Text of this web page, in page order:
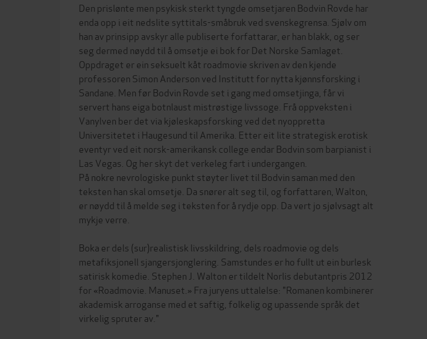
Den prislønte men psykisk sterkt tyngde omsetjaren Bodvin Rovde har
enda opp i eit nedslite syttitals-småbruk ved svenskegrensa. Sjølv om
han av prinsipp avskyr alle publiserte forfattarar, er han blakk, og ser
seg dermed nøydd til å omsetje ei bok for Det Norske Samlaget.
Oppdraget er ein seksuelt kåt roadmovie skriven av den kjende
professoren Simon Anderson ved Institutt for nytta kjønnsforsking i
Sandane. Men før Bodvin Rovde set i gang med omsetjinga, får vi
servert hans eiga botnlaust mistrøstige livssoge. Frå oppveksten i
Vanylven ber det via kjøleskapsforsking ved det nyoppretta
Universitetet i Haugesund til Amerika. Etter eit lite strategisk erotisk
eventyr ved eit norsk-amerikansk college endar Bodvin som barpianist i
Las Vegas. Og her skyt det verkeleg fart i undergangen.
På nokre nevrologiske punkt støyter livet til Bodvin saman med den
teksten han skal omsetje. Da snører alt seg til, og forfattaren, Walton,
er nøydd til å melde seg i teksten for å rydje opp. Da vert jo sjølvsagt alt
mykje verre.
Boka er dels (sur)realistisk livsskildring, dels roadmovie og dels
metafiksjonell sjangersjonglering. Samstundes er ho fullt ut ein burlesk
satirisk komedie. Stephen J. Walton er tildelt Norlis debutantpris 2012
for «Roadmovie. Manuset.» Fra juryens uttalelse: "Romanen kombinerer
akademisk arroganse med et saftig, folkelig og upassende språk det